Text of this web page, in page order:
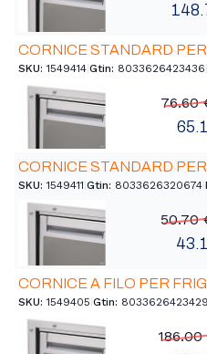
CORNICE STANDARD
SKU: 1549414 Gtin: 8033626423436
76.60
CORNICE STANDARD
SKU: 1549411 Gtin: 8033626320674
50.70
CORNICE A FILO PER
SKU: 1549405 Gtin: 8033626423429
186.00